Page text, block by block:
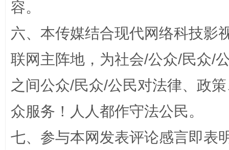
容。
六、本传媒结合现代网络科技影
联网主阵地，为社会/公众/民众/
之间公众/民众/公民对法律、政
众服务！人人都作守法公民。
七、参与本网发表评论感言即表